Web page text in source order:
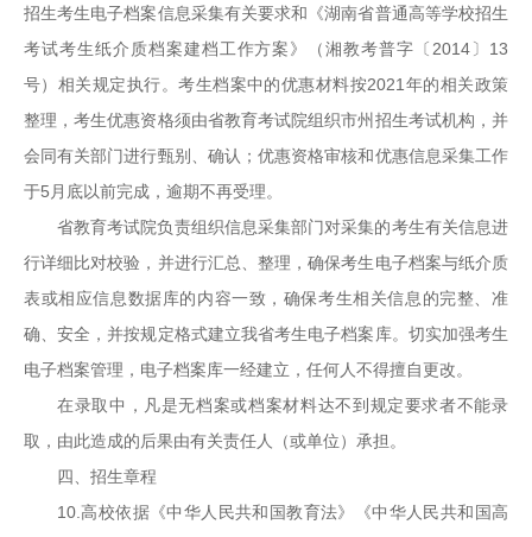
招生考生电子档案信息采集有关要求和《湖南省普通高等学校招生
考试考生纸介质档案建档工作方案》（湘教考普字〔2014〕13
号）相关规定执行。考生档案中的优惠材料按2021年的相关政策
整理，考生优惠资格须由省教育考试院组织市州招生考试机构，并
会同有关部门进行甄别、确认；优惠资格审核和优惠信息采集工作
于5月底以前完成，逾期不再受理。
省教育考试院负责组织信息采集部门对采集的考生有关信息进
行详细比对校验，并进行汇总、整理，确保考生电子档案与纸介质
表或相应信息数据库的内容一致，确保考生相关信息的完整、准
确、安全，并按规定格式建立我省考生电子档案库。切实加强考生
电子档案管理，电子档案库一经建立，任何人不得擅自更改。
在录取中，凡是无档案或档案材料达不到规定要求者不能录
取，由此造成的后果由有关责任人（或单位）承担。
四、招生章程
10.高校依据《中华人民共和国教育法》《中华人民共和国高